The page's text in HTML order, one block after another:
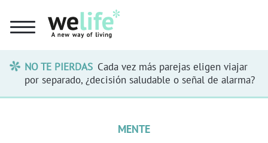
NO TE PIERDAS Cada vez más parejas eligen viajar
por separado, ¿decisión saludable o señal de alarma?
MENTE